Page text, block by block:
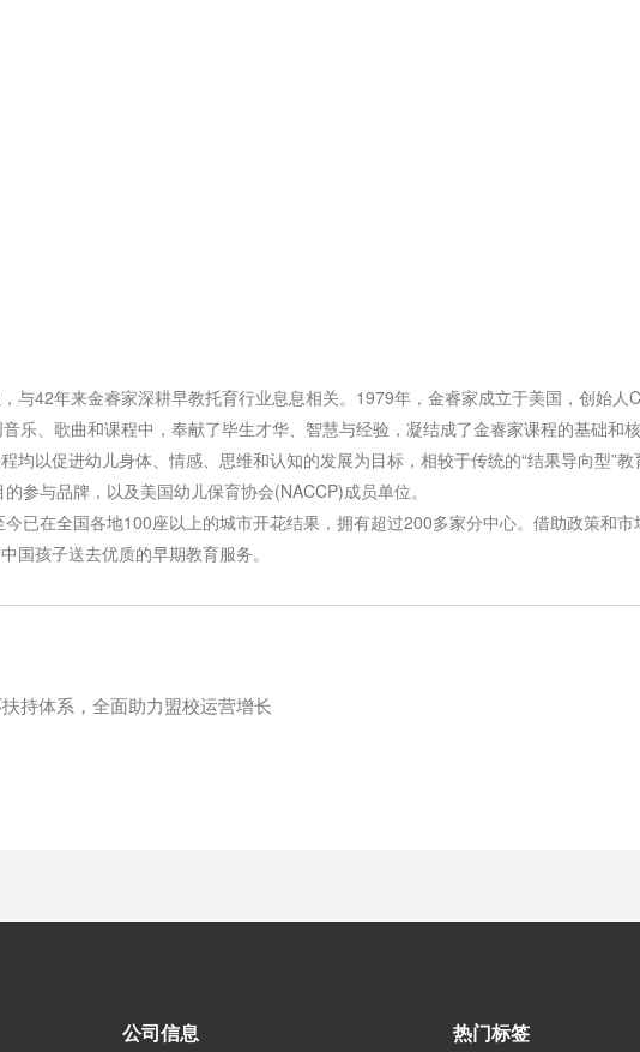
42年来金睿家深耕早教托育行业息息相关。1979年，金睿家成立于美国，创始人
乐、歌曲和课程中，奉献了毕生才华、智慧与经验，凝结成了金睿家课程的基础和
均以促进幼儿身体、情感、思维和认知的发展为目标，相较于传统的“结果导向型”
参与品牌，以及美国幼儿保育协会(NACCP)成员单位。
在全国各地100座以上的城市开花结果，拥有超过200多家分中心。借助政策和
国孩子送去优质的早期教育服务。
持体系，全面助力盟校运营增长
公司信息 热门标签